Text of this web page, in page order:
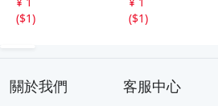
ンスキー レニン
グラード・フィル
($1)
($1)
關於我們 客服中心